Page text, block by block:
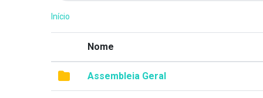
Início
Nome
Assembleia Geral